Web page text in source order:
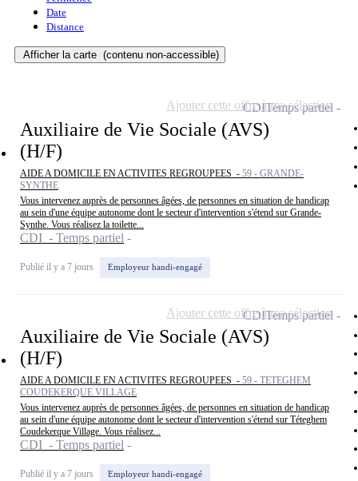
Date
Distance
Afficher la carte (contenu non-accessible)
Auxiliaire de Vie Sociale (AVS)
(H/F)
AIDE A DOMICILE EN ACTIVITES REGROUPEES - 59 - GRANDE-
SYNTHE
Vous intervenez auprès de personnes âgées, de personnes en situation de handicap
au sein d'une équipe autonome dont le secteur d'intervention s'étend sur Grande-
Synthe. Vous réalisez la toilette...
CDI - Temps partiel
Publié il y a 7 jours Employeur handi-engagé
CDITemps partiel
Ajouter cette offre à ma sélection
Auxiliaire de Vie Sociale (AVS)
(H/F)
AIDE A DOMICILE EN ACTIVITES REGROUPEES - 59 - TETEGHEM
COUDEKERQUE VILLAGE
Vous intervenez auprès de personnes âgées, de personnes en situation de handicap
au sein d'une équipe autonome dont le secteur d'intervention s'étend sur Téteghem
Coudekerque Village. Vous réalisez...
CDI - Temps partiel
Publié il y a 7 jours Employeur handi-engagé
CDITemps partiel
Ajouter cette offre à ma sélection